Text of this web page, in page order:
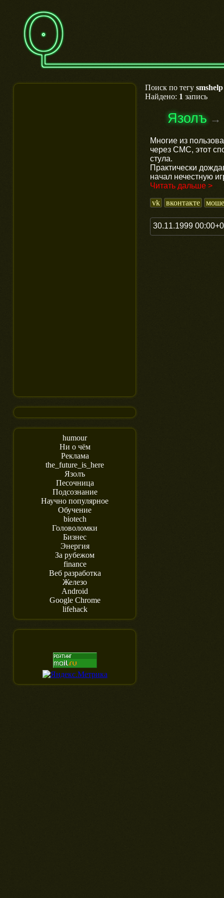
humour
Ни о чём
Реклама
the_future_is_here
Язолъ
Песочница
Подсознание
Научно популярное
Обучение
biotech
Головоломки
Бизнес
Энергия
За рубежом
finance
Веб разработка
Железо
Android
Google Chrome
lifehack
Поиск по тегу smshelp
Найдено: 1 запись
Язолъ→
Многие из
через СМС, этот
стула.
Практически
начал нечестную
Читать дальше >
vk
вконтакте
30.11.1999